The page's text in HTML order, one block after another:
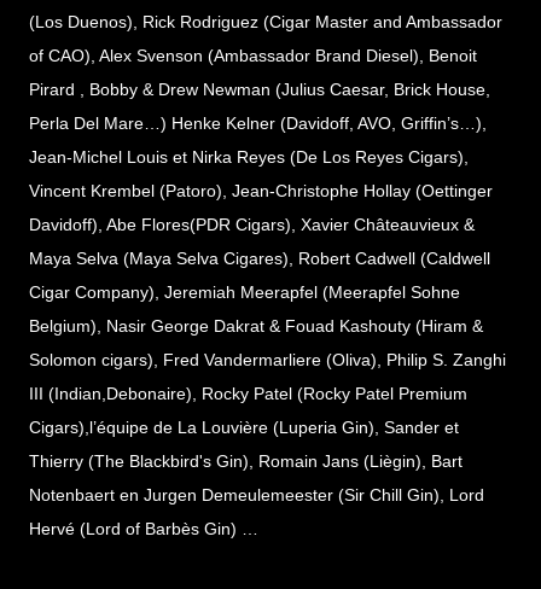
(Los Duenos), Rick Rodriguez (Cigar Master and Ambassador
of CAO), Alex Svenson (Ambassador Brand Diesel), Benoit
Pirard , Bobby & Drew Newman (Julius Caesar, Brick House,
Perla Del Mare…) Henke Kelner (Davidoff, AVO, Griffin’s…),
Jean-Michel Louis et Nirka Reyes (De Los Reyes Cigars),
Vincent Krembel (Patoro), Jean-Christophe Hollay (Oettinger
Davidoff), Abe Flores(PDR Cigars), Xavier Châteauvieux &
Maya Selva (Maya Selva Cigares), Robert Cadwell (Caldwell
Cigar Company), Jeremiah Meerapfel (Meerapfel Sohne
Belgium), Nasir George Dakrat & Fouad Kashouty (Hiram &
Solomon cigars), Fred Vandermarliere (Oliva), Philip S. Zanghi
III (Indian,Debonaire), Rocky Patel (Rocky Patel Premium
Cigars),l’équipe de La Louvière (Luperia Gin), Sander et
Thierry (The Blackbird's Gin), Romain Jans (Liègin), Bart
Notenbaert en Jurgen Demeulemeester (Sir Chill Gin), Lord
Hervé (Lord of Barbès Gin) …